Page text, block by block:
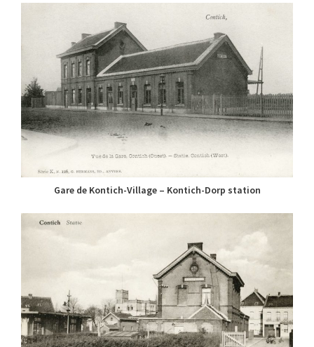
Gare de Kontich-Village – Kontich-Dorp station